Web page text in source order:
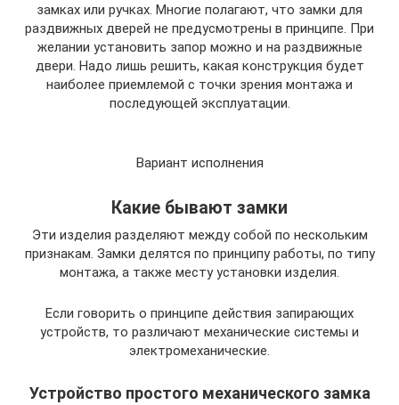
замках или ручках. Многие полагают, что замки для
раздвижных дверей не предусмотрены в принципе. При
желании установить запор можно и на раздвижные
двери. Надо лишь решить, какая конструкция будет
наиболее приемлемой с точки зрения монтажа и
последующей эксплуатации.
Вариант исполнения
Какие бывают замки
Эти изделия разделяют между собой по нескольким
признакам. Замки делятся по принципу работы, по типу
монтажа, а также месту установки изделия.
Если говорить о принципе действия запирающих
устройств, то различают механические системы и
электромеханические.
Устройство простого механического замка